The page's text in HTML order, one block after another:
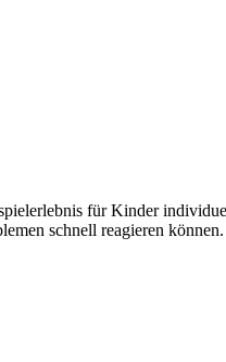
für Kinder
schnell reagieren